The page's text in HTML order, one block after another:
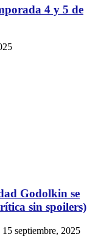
4 y 5 de
Godolkin se
sin spoilers)
15 septiembre, 2025